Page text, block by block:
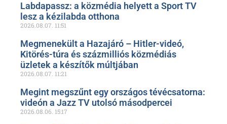
Labdapassz: a közmédia helyett a Sport TV
lesz a kézilabda otthona
2026.08.07. 11:51
Megmenekült a Hazajáró – Hitler-videó,
Kitörés-túra és százmilliós közmédiás
üzletek a készítők múltjában
2026.08.07. 11:21
Megint megszűnt egy országos tévécsatorna:
videón a Jazz TV utolsó másodpercei
2026.08.06. 15:17